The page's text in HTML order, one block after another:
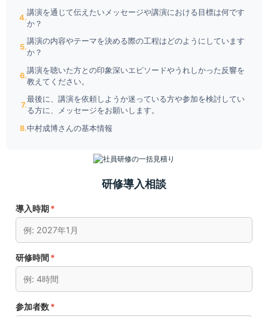
講演を通じて伝えたいメッセージや講演における目標は何です
か？
講演の内容やテーマを決める際の工程はどのようにしています
か？
講演を聴いた方との印象深いエピソードやうれしかった反響を
教えてください。
最後に、講演を依頼しようか迷っている方や参加を検討してい
る方に、メッセージをお願いします。
中村成博さんの基本情報
研修導入相談
導入時期*
研修時間*
参加者数*